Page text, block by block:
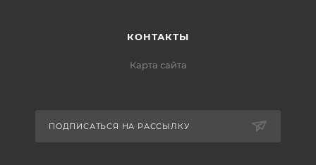
КОНТАКТЫ
Карта сайта
ПОДПИСАТЬСЯ НА РАССЫЛКУ